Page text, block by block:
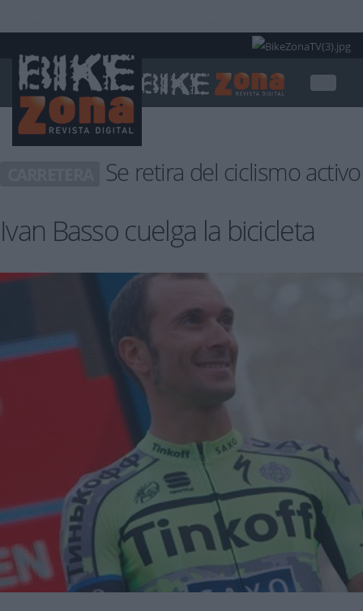
Se retira del ciclismo activo
Ivan Basso cuelga la bicicleta